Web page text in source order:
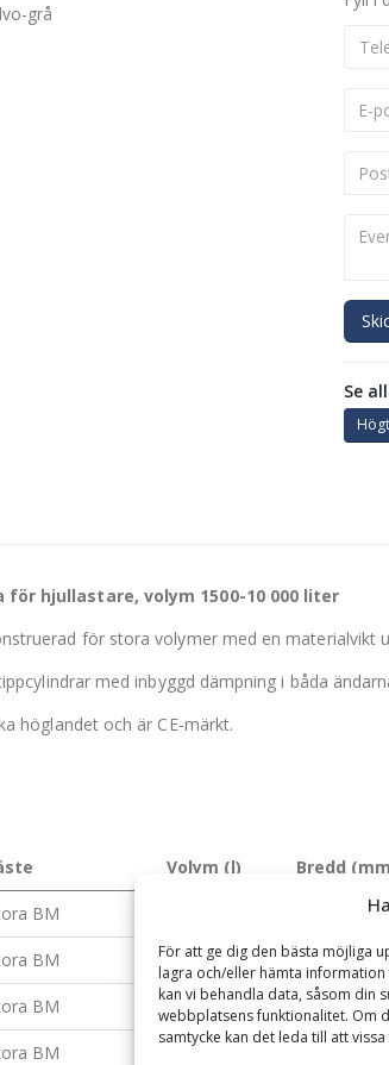
För att ge dig den bästa möjliga
lagra och/eller hämta
kan vi behandla data, såsom din
webbplatsens funktionalitet. Om
samtycke kan det leda till att
grå
Se
hjullastare, volym 1500-10 000 liter
för stora volymer med en materialvikt
med inbyggd dämpning i båda
höglandet och är CE-märkt.
Volym (l) Bredd
BM 2200 mm
BM 1800 l 2200 mm
BM 2100 l 2400 mm
BM 2500 l